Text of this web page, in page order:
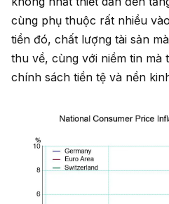
cùng phụ thuộc rất nhiều
tiền đó, chất lượng tài sản
thu về, cùng với niềm tin mà
chính sách tiền tệ và nền